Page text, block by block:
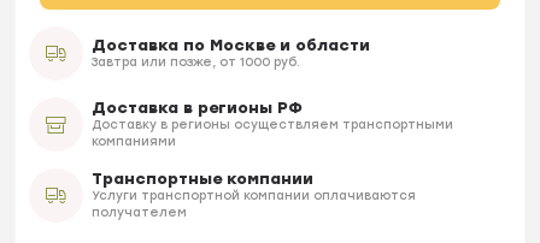
Доставка по Москве и области
Завтра или позже, от 1000 руб.
Доставка в регионы РФ
Доставку в регионы осуществляем транспортными
компаниями
Транспортные компании
Услуги транспортной компании оплачиваются
получателем